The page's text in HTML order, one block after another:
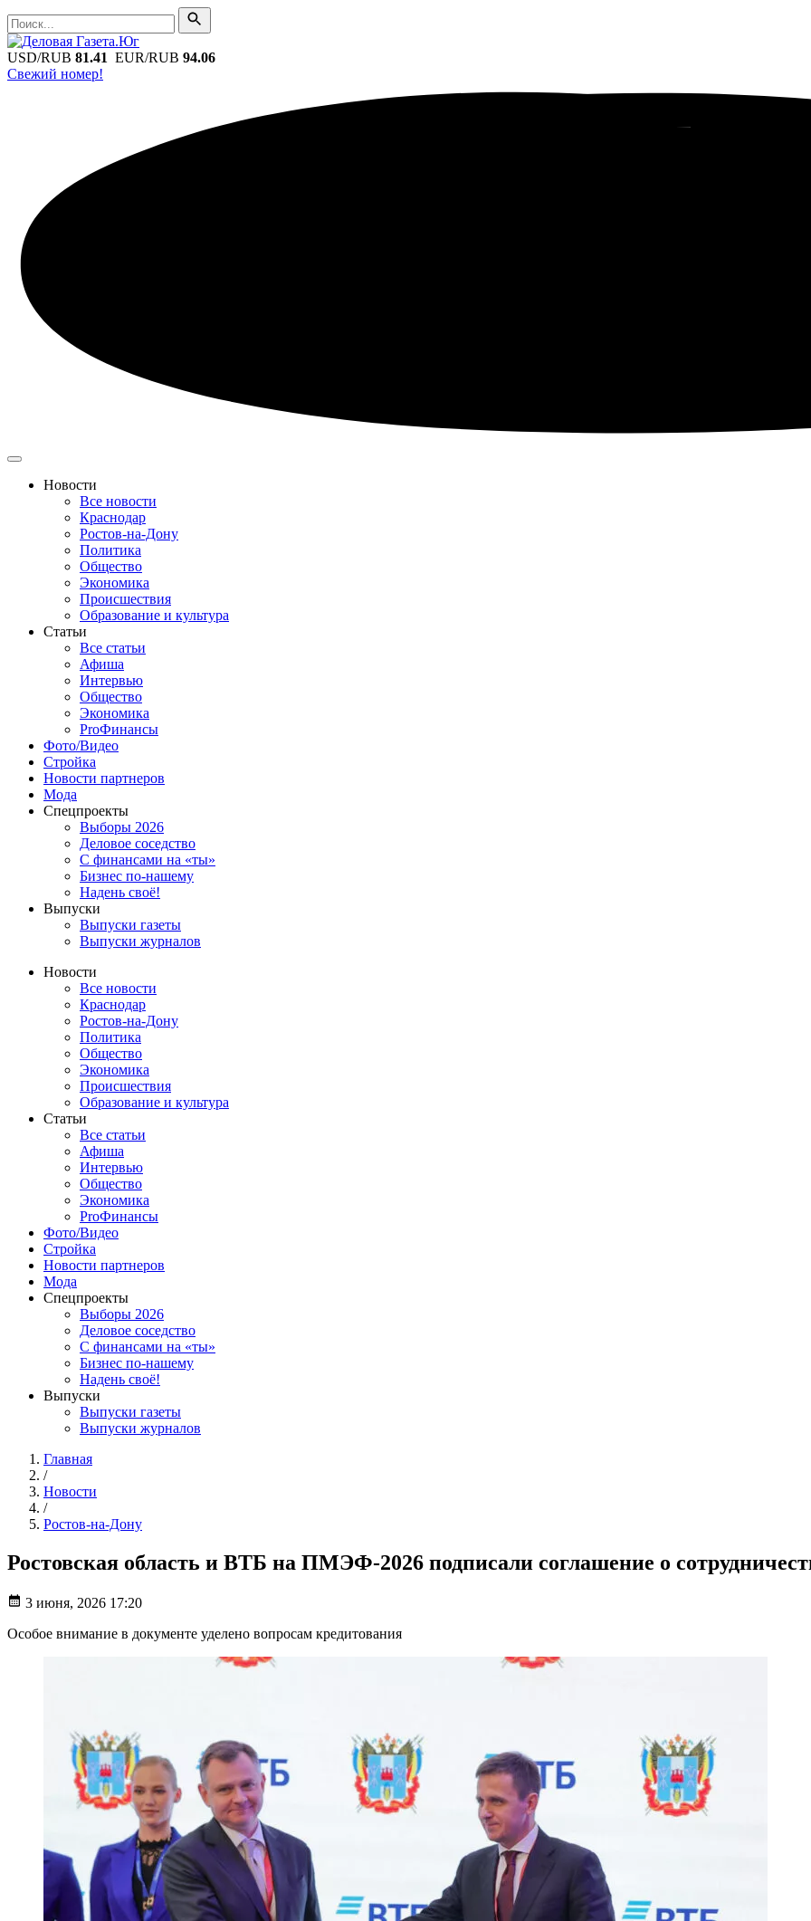
Поиск
Поиск
USD/RUB 81.41 EUR/RUB 94.06
Свежий номер!
Новости
Все новости
Краснодар
Ростов-на-Дону
Политика
Общество
Экономика
Происшествия
Образование и культура
Статьи
Все статьи
Афиша
Интервью
Общество
Экономика
ProФинансы
Фото/Видео
Стройка
Новости партнеров
Мода
Спецпроекты
Выборы 2026
Деловое соседство
С финансами на «ты»
Бизнес по-нашему
Надень своё!
Выпуски
Выпуски газеты
Выпуски журналов
Новости
Все новости
Краснодар
Ростов-на-Дону
Политика
Общество
Экономика
Происшествия
Образование и культура
Статьи
Все статьи
Афиша
Интервью
Общество
Экономика
ProФинансы
Фото/Видео
Стройка
Новости партнеров
Мода
Спецпроекты
Выборы 2026
Деловое соседство
С финансами на «ты»
Бизнес по-нашему
Надень своё!
Выпуски
Выпуски газеты
Выпуски журналов
Главная
/
Новости
/
Ростов-на-Дону
Ростовская область и ВТБ на ПМЭФ-2026 подписали соглашение о
3 июня, 2026 17:20
Особое внимание в документе уделено вопросам кредитования